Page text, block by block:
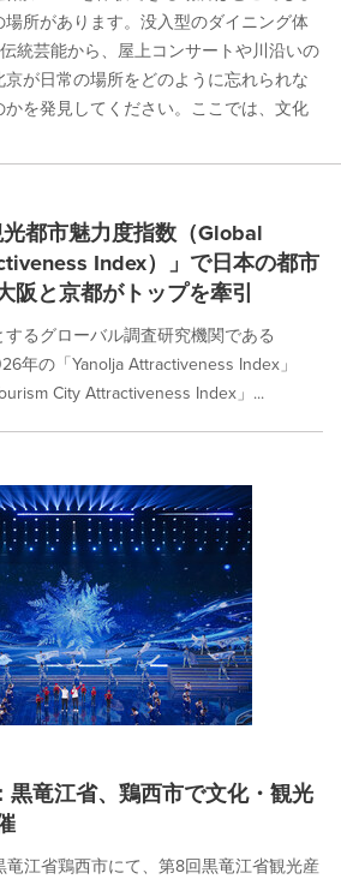
所があります。没入型のダイニング体
統芸能から、屋上コンサートや川沿いの
が日常の場所をどのように忘れられな
を発見してください。ここでは、文化
都市魅力度指数（Global
Index）」で日本の都市
阪と京都がトップを牽引
るグローバル調査研究機関である
年の「Yanolja Attractiveness Index」
City Attractiveness Index」...
竜江省、鶏西市で文化・観光
江省鶏西市にて、第8回黒竜江省観光産